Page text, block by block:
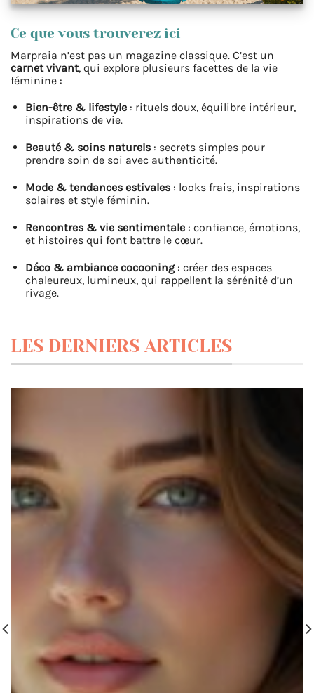
Ce que vous trouverez ici
Marpraia n’est pas un magazine classique. C’est un
carnet vivant, qui explore plusieurs facettes de la vie
féminine :
Bien-être & lifestyle: rituels doux, équilibre intérieur,
inspirations de vie.
Beauté & soins naturels: secrets simples pour
prendre soin de soi avec authenticité.
Mode & tendances estivales: looks frais, inspirations
solaires et style féminin.
Rencontres & vie sentimentale: confiance, émotions,
et histoires qui font battre le cœur.
Déco & ambiance cocooning: créer des espaces
chaleureux, lumineux, qui rappellent la sérénité d’un
rivage.
LES DERNIERS ARTICLES